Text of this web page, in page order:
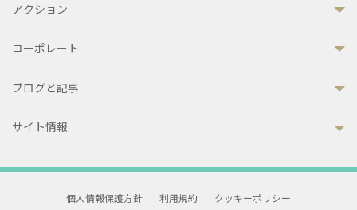
アクション
コーポレート
ブログと記事
サイト情報
個人情報保護方針 | 利用規約 | クッキーポリシー